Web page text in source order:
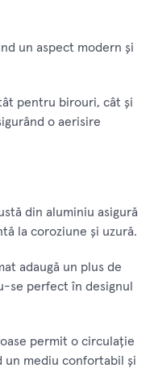
un aspect modern și
pentru birouri, cât și
o aerisire
din aluminiu asigură
la coroziune și uzură.
adaugă un plus de
se perfect în designul
permit o circulație
un mediu confortabil și